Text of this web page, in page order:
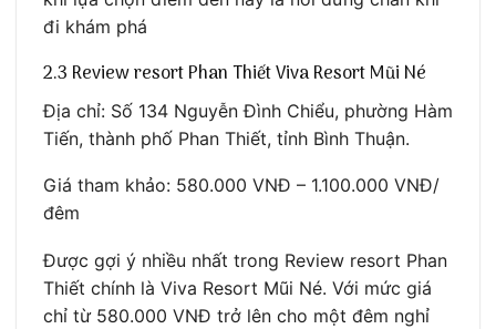
đi khám phá
2.3 Review resort Phan Thiết Viva Resort Mũi Né
Địa chỉ: Số 134 Nguyễn Đình Chiểu, phường Hàm
Tiến, thành phố Phan Thiết, tỉnh Bình Thuận.
Giá tham khảo: 580.000 VNĐ – 1.100.000 VNĐ/
đêm
Được gợi ý nhiều nhất trong Review resort Phan
Thiết chính là Viva Resort Mũi Né. Với mức giá
chỉ từ 580.000 VNĐ trở lên cho một đêm nghỉ